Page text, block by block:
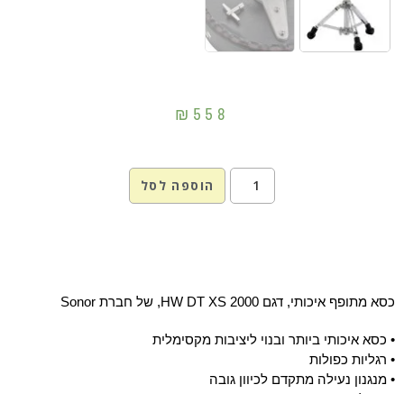
₪ 558
הוספה לסל
כסא מתופף איכותי, דגם HW DT XS 2000, של חברת Sonor
• כסא איכותי ביותר ובנוי ליציבות מקסימלית
• רגליות כפולות
• מנגנון נעילה מתקדם לכיוון גובה